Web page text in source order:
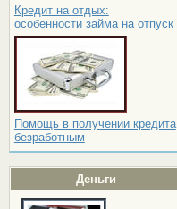
Кредит на отдых:
особенности займа на отпуск
Помощь в получении кредита
безработным
Деньги